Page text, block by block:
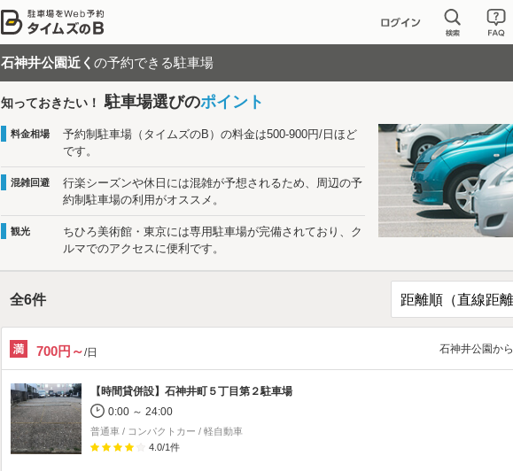
石神井公園近く の予約できる駐車場
知っておきたい！ 駐車場選びのポイント
料金相場
予約制駐車場（タイムズのB）の料金は500-900円/日ほど
です。
混雑回避
行楽シーズンや休日には混雑が予想されるため、周辺の予
約制駐車場の利用がオススメ。
観光
ちひろ美術館・東京には専用駐車場が完備されており、ク
ルマでのアクセスに便利です。
全6件
700円～/日 石神井公園から
【時間貸併設】 石神井町５丁目第２駐車場
0:00 ～ 24:00
普通車 / コンパクトカー / 軽自動車
4.0/1件